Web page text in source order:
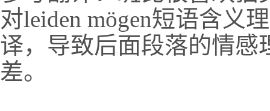
对leiden mögen短语含义
译，导致后面段落的情感
差。